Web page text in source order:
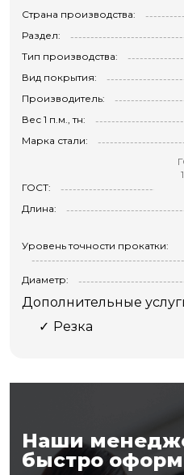
Страна производства:
Раздел:
Тип производства:
Вид покрытия:
Производитель:
Вес 1 п.м., тн:
Марка стали:
ГОСТ:
Длина:
Уровень точности прокатки:
Диаметр:
Дополнительные
Резка
Наши
быстро